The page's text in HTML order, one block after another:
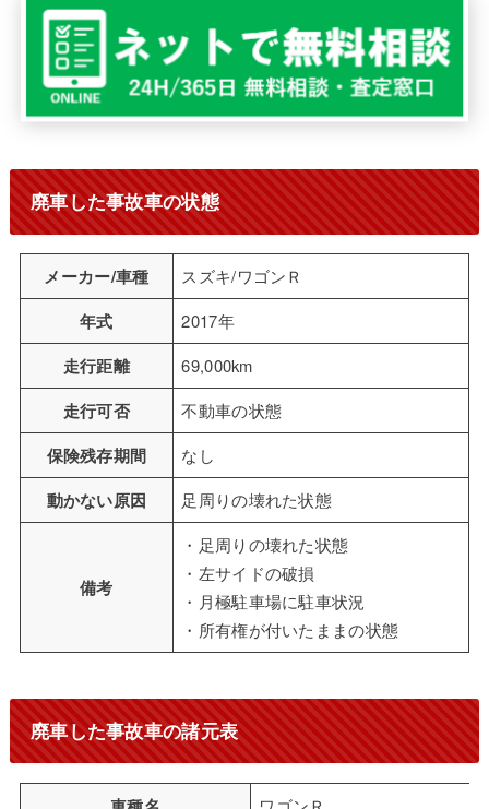
廃車した事故車の状態
メーカー/車種 スズキ/ワゴンＲ
年式 2017年
走行距離 69,000km
走行可否 不動車の状態
保険残存期間 なし
動かない原因 足周りの壊れた状態
備考
・足周りの壊れた状態
・左サイドの破損
・月極駐車場に駐車状況
・所有権が付いたままの状態
廃車した事故車の諸元表